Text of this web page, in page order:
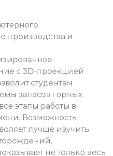
производства и
с 3D-проекцией
студентам
запасов горных
этапы работы в
Возможность
лучше изучить
не только весь